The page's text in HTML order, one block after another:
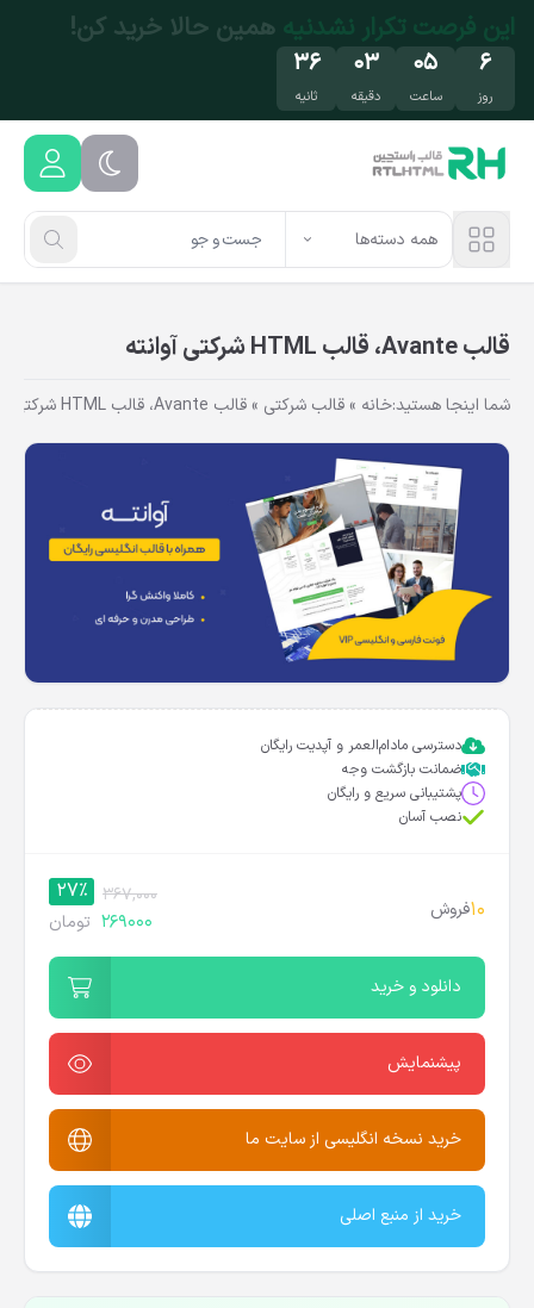
رفتن به محتوای اصلی
تخفیف فقط این هفتهمهمون ما باش!
۶
روز
۰۵
ساعت
۰۳
دقیقه
۳۵
ثانیه
همه دسته‌ها
قالب Avante، قالب HTML شرکتی آوانته
شما اینجا هستید:خانه »قالب شرکتی »قالب Avante، قالب HTML شرکتی آوانته
دسترسی مادام‌العمر و آپدیت رایگان
ضمانت بازگشت وجه
پشتیبانی سریع و رایگان
نصب آسان
10فروش
367,000
27%
269000 تومان
دانلود و خرید
پیشنمایش
خرید نسخه انگلیسی از سایت ما
خرید از منبع اصلی